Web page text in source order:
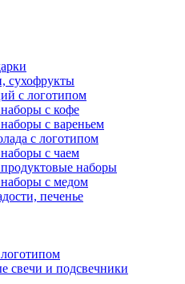
сухофрукты
с логотипом
с кофе
с вареньем
с логотипом
с чаем
наборы
с медом
печенье
свечи и подсвечники